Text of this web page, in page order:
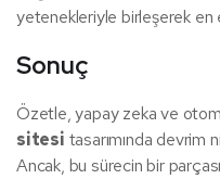
yetenekleriyle birleşerek en
Sonuç
Özetle, yapay zeka ve
sitesi tasarımında devrim
Ancak, bu sürecin bir